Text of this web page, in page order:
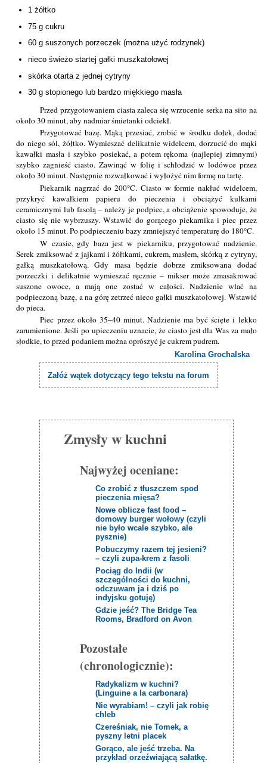
1 żółtko
75 g cukru
60 g suszonych porzeczek (można użyć rodzynek)
nieco świeżo startej gałki muszkatołowej
skórka otarta z jednej cytryny
30 g stopionego lub bardzo miękkiego masła
Przed przygotowaniem ciasta zaleca się wrzucenie serka na sito na
około 30 minut, aby nadmiar śmietanki odciekł.
Przygotować bazę. Mąką przesiać, zrobić w środku dołek, dodać
do niego sól, żółtko. Wymieszać delikatnie widelcem, dorzucić do mąki
kawałki masła i szybko posiekać, a potem rękoma (najlepiej zimnymi)
szybko zagnieść ciasto. Zawinąć w folię i schłodzić w lodówce przez
około 30 minut. Następnie rozwałkować i wyłożyć nim formę na tartę.
Piekarnik nagrzać do 200°C. Ciasto w formie nakłuć widelcem,
przykryć kawałkiem papieru do pieczenia i obciążyć kulkami
ceramicznymi lub fasolą – należy je podpiec, a obciążenie spowoduje, że
ciasto się nie wybrzuszy. Wstawić do gorącego piekarnika i piec przez
około 15 minut. Po podpieczeniu bazy zmniejszyć temperaturę do 180°C.
W czasie, gdy baza jest w piekarniku, przygotować nadzienie.
Serek zmiksować z jajkami i żółtkami, cukrem, masłem, skórką z cytryny,
gałką muszkatołową. Gdy masa będzie dobrze zmiksowana dodać
porzeczki i delikatnie wymieszać ręcznie – mikser może zmasakrować
suszone owoce, a mają one zostać w całości. Nadzienie wlać na
podpieczoną bazę, a na górę zetrzeć nieco gałki muszkatołowej. Wstawić
do pieca.
Piec przez około 35–40 minut. Nadzienie ma być ścięte i lekko
zarumienione. Jeśli po upieczeniu uznacie, że ciasto jest dla Was za mało
słodkie, to przed podaniem można oprószyć je cukrem pudrem.
Karolina Grochalska
Załóż wątek dotyczący tego tekstu na forum
Zmysły w kuchni
Najwyżej oceniane:
Co zrobić z tłuszczem spod
pieczenia mięsa?
Nowe oblicze fast food –
domowy burger wołowy (czyli
nie było wcale szybko, ale
pysznie)
Pobuczymy razem tej jesieni?
– czyli zupa-krem z fasoli
Pociąg do Indii (w
szczególności do kuchni,
odczuwam ja i dziś po
indyjsku gotuję)
Gdzie jeść? The Bridge Tea
Rooms, Bradford on Avon
Pozostałe
(chronologicznie):
Radykalizm w kuchni?
(Linguine a la carbonara)
Nie wyrabiam! – czyli jak robię
chleb
Czereśniak, nie Tomek, a
pyszny letni placek
Gorąco, ale jeść trzeba. Na
przykład orzeźwiającą sałatkę.